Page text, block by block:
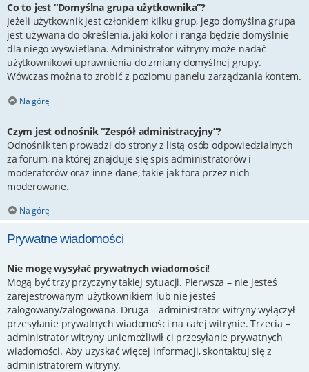
Co to jest “Domyślna grupa użytkownika”?
Jeżeli użytkownik jest członkiem kilku grup, jego domyślna grupa
jest używana do określenia, jaki kolor i ranga będzie domyślnie
dla niego wyświetlana. Administrator witryny może nadać
użytkownikowi uprawnienia do zmiany domyślnej grupy.
Wówczas można to zrobić z poziomu panelu zarządzania kontem.
Na górę
Czym jest odnośnik “Zespół administracyjny”?
Odnośnik ten prowadzi do strony z listą osób odpowiedzialnych
za forum, na której znajduje się spis administratorów i
moderatorów oraz inne dane, takie jak fora przez nich
moderowane.
Na górę
Prywatne wiadomości
Nie mogę wysyłać prywatnych wiadomości!
Mogą być trzy przyczyny takiej sytuacji. Pierwsza – nie jesteś
zarejestrowanym użytkownikiem lub nie jesteś
zalogowany/zalogowana. Druga – administrator witryny wyłączył
przesyłanie prywatnych wiadomości na całej witrynie. Trzecia –
administrator witryny uniemożliwił ci przesyłanie prywatnych
wiadomości. Aby uzyskać więcej informacji, skontaktuj się z
administratorem witryny.